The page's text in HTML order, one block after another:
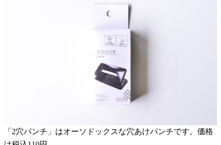
「2穴パンチ」はオーソドックスな穴あけパンチです。価格